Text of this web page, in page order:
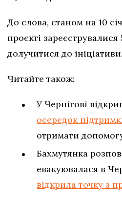
До слова, станом на 10
проєкті
долучитися до ініціативи.
Читайте також:
У Чернігові
осередок
отримати
Бахмутянка
евакуювалася в
відкрила точку з